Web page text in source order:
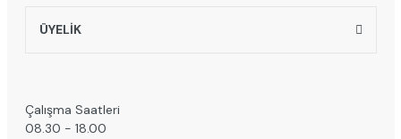
ÜYELİK
Çalışma Saatleri
08.30 - 18.00